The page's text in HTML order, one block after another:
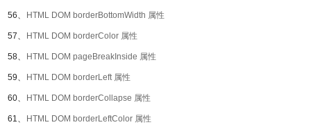
56、 HTML DOM borderBottomWidth 属性
57、 HTML DOM borderColor 属性
58、 HTML DOM pageBreakInside 属性
59、 HTML DOM borderLeft 属性
60、 HTML DOM borderCollapse 属性
61、 HTML DOM borderLeftColor 属性